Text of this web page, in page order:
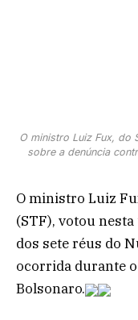
O ministro Luiz Fux, do
sobre a denúncia
O ministro Luiz
(STF), votou
dos sete réus do
ocorrida durante
Bolsonaro.